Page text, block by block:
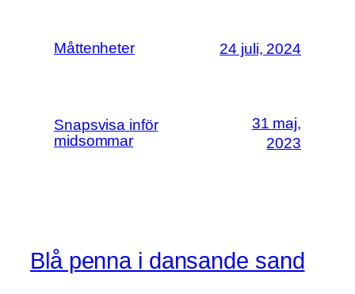
Måttenheter 24 juli, 2024
Snapsvisa inför
midsommar
31 maj,
2023
Blå penna i dansande sand